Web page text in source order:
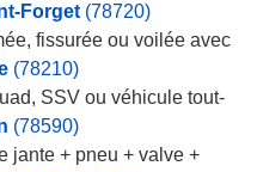
Forget (78720)
fissurée ou voilée avec
(78210)
SSV ou véhicule tout-
(78590)
jante + pneu + valve +